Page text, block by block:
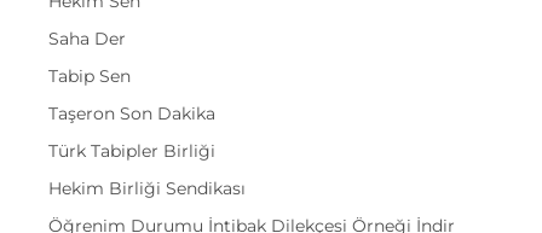
Saha Der
Tabip Sen
Taşeron Son Dakika
Türk Tabipler Birliği
Hekim Birliği Sendikası
Öğrenim Durumu İntibak Dilekçesi Örneği İndir